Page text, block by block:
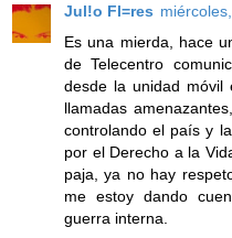
Jul!o Fl=res
Es una mierda, hace
de Telecentro
desde la unidad móvil
llamadas
controlando el país y
por el Derecho a la
paja, ya no hay
me estoy dando
guerra interna.